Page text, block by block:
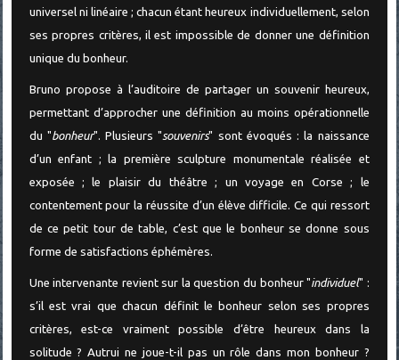
universel ni linéaire ; chacun étant heureux individuellement, selon
ses propres critères, il est impossible de donner une définition
unique du bonheur.
Bruno propose à l’auditoire de partager un souvenir heureux,
permettant d’approcher une définition au moins opérationnelle
du "bonheur". Plusieurs "souvenirs" sont évoqués : la naissance
d’un enfant ; la première sculpture monumentale réalisée et
exposée ; le plaisir du théâtre ; un voyage en Corse ; le
contentement pour la réussite d’un élève difficile. Ce qui ressort
de ce petit tour de table, c’est que le bonheur se donne sous
forme de satisfactions éphémères.
Une intervenante revient sur la question du bonheur "individuel" :
s’il est vrai que chacun définit le bonheur selon ses propres
critères, est-ce vraiment possible d’être heureux dans la
solitude ? Autrui ne joue-t-il pas un rôle dans mon bonheur ?